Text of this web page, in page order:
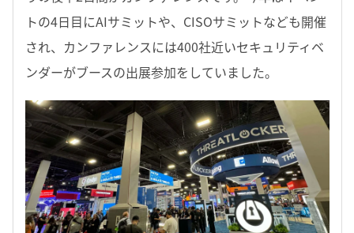
トの4日目にAIサミットや、CISOサミットなども開催
され、カンファレンスには400社近いセキュリティベ
ンダーがブースの出展参加をしていました。